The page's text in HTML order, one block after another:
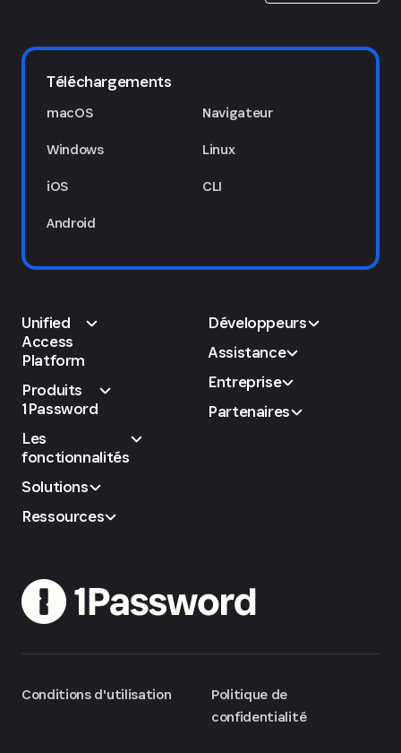
Téléchargements
macOS
Windows
iOS
Android
Navigateur
Linux
CLI
Unified
Access
Platform
Produits
1Password
Les
fonctionnalités
Solutions
Ressources
Développeurs
Assistance
Entreprise
Partenaires
Conditions d'utilisation
Politique de
confidentialité